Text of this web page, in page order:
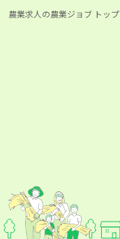
農業求人の農業ジョブ トップ